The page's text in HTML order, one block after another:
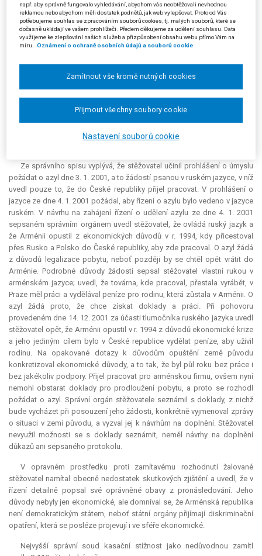
ruském jazyce, ačkoliv mu stěžovatel nerozumí natolik dobře, aby se v
něm mohl dostatečně vyjadřovat; neměl však dostatek odvahy trvat na
tlumočníku z arménštiny. Protokol o pohovoru si nemohl stěžovatel
přečíst, neboť česky dostatečně neumí a tlumočník z arménštiny nebyl
obsahoval všechna jeho tvrzení. Stěžovatel se dále domníval, že splnil
podmínky stanovené v § 12 a § 14 zákona o azylu, neboť má důvodný
homosexualita není uznávána, takže stěžovatel se musí skrývat;
homosexualita je dokonce považována za trestný čin s trestní sazbou
odnětí svobody až do pěti let. Hrozba uvěznění je minimálně důvodem
pro udělení humanitárního azylu. O tomto důvodu se ani žalovaný ani
Ze správního spisu vyplývá, že stěžovatel učinil prohlášení o úmyslu
požádat o azyl dne 3. 1. 2001, a to žádostí psanou v ruském jazyce, v níž
uvedl pouze to, že do České republiky přijel pracovat. V prohlášení o
jazyce ze dne 4. 1. 2001 požádal, aby řízení o azylu bylo vedeno v jazyce
ruském. V návrhu na zahájení řízení o udělení azylu ze dne 4. 1. 2001
sepsaném správním orgánem uvedl stěžovatel, že ovládá ruský jazyk a
že Arménii opustil z ekonomických důvodů v r. 1994, kdy přicestoval
přes Rusko a Polsko do České republiky, aby zde pracoval. O azyl žádá
z důvodů legalizace pobytu, neboť později by se chtěl opět vrátit do
Arménie. Podrobné důvody žádosti sepsal stěžovatel vlastní rukou v
arménském jazyce; uvedl, že továrna, kde pracoval, přestala vyrábět, v
Praze měl práci a vydělával peníze pro rodinu, která zůstala v Arménii. O
azyl žádá proto, že chce získat doklady a práci. Při pohovoru
provedeném dne 14. 12. 2001 za účasti tlumočníka ruského jazyka uvedl
stěžovatel opět, že Arménii opustil v r. 1994 z důvodů ekonomické krize
a jeho jediným cílem bylo v České republice vydělat peníze, aby uživil
rodinu. Na opakované dotazy k důvodům opuštění země původu
konkretizoval ekonomické důvody, a to tak, že byl půl roku bez práce i
bez jakékoliv podpory. Přijel pracovat pro arménskou firmu, ovšem nyní
nemohl obstarat doklady pro prodloužení pobytu, a proto se rozhodl
požádat o azyl. Správní orgán stěžovatele seznámil s doklady, z nichž
bude vycházet při posouzení jeho žádosti, konkrétně vyjmenoval zprávy
o situaci v zemi původu, a vyzval jej k návrhům na doplnění. Stěžovatel
nevyužil možnosti se s doklady seznámit, neměl návrhy na doplnění
důkazů ani sepsaného protokolu.
V opravném prostředku proti zamítavému rozhodnutí žalované
stěžovatel namítal obecně nedostatek skutkových zjištění a uvedl, že v
řízení detailně popsal své oprávněné obavy z pronásledování. Jeho
důvody nebyly jen ekonomické, ale domníval se, že Arménská republika
není demokratickým státem, neboť státní orgány přijímají diskriminační
opatření, která se posléze projevují i ve sféře ekonomické.
Nejvyšší správní soud kasační stížnost jako nedůvodnou zamítl
např. aby správně fungovalo vyhledávání, abychom vás neobtěžovali nevhodnou
reklamou nebo abychom měli dostatek podnětů, jak web vylepšovat. Proto od Vás
potřebujeme souhlas se zpracováním souborů cookies, tj. malých souborů, které se
dočasně ukládají ve vašem prohlížeči. Předem děkujeme za udělení souhlasu. Data
využijeme ke zlepšování našich služeb a přizpůsobení obsahu webu přímo Vám na
míru.
Oznámení o ochraně osobních údajů a souborů cookie
Nastavení souborů cookie
Zamítnout vše kromě nutných cookies
Přijmout všechny soubory cookie